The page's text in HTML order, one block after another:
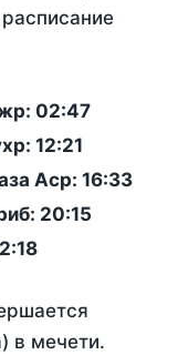
02:47
12:21
Аср: 16:33
20:15
в мечети.